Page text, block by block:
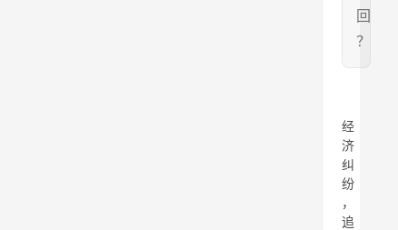
回
？
经
济
纠
纷
，
追